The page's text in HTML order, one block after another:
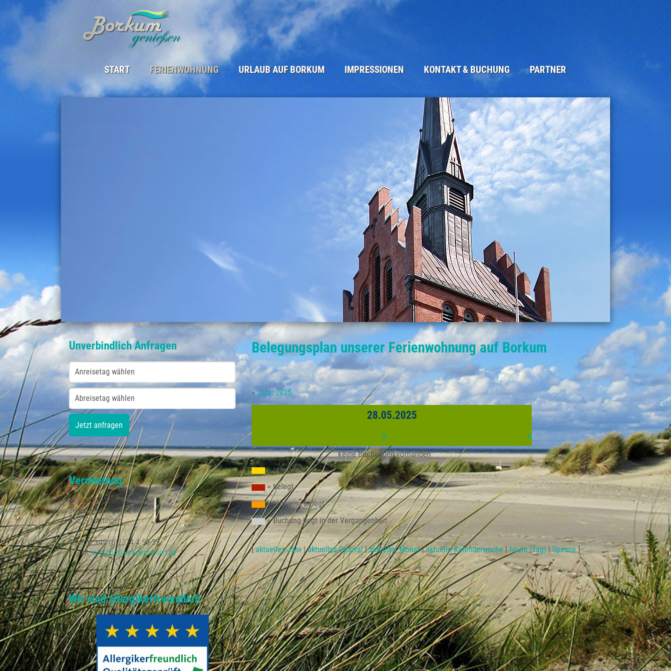
START FERIENWOHNUNG
DIE FERIENWOHNUNG
URLAUB AUF BORKUM IMPRESSIONEN
BORKUM IM WINTER
ALTE INSELANSICHTEN
KONTAKT & BUCHUNG
BUCHUNG
KLEINGEDRUCKTES
IMPRESSUM
DATENSCHUTZERKLÄRUNG
PARTNER
Belegungsplan unserer Ferienwohnung auf Borkum
»Jahr: 2025
28.05.2025
«
»
keine Buchungen vorhanden
= reserviert
= belegt
= teilweise belegt
= Buchung liegt in der Vergangenheit
[aktuelles Jahr|aktuelles Quartal|aktueller Monat|aktuelle Kalenderwoche| heute (Tag) |Spanne]
Unverbindlich Anfragen
Vermietung
Heike und Ulrich Bäumer
Jugendherbergstr. 29
45529 Hattingen
Telefon: +49 (0)2324 4 50 35
E-Mail:info@borkum-geniessen.de
Wir sind allergikerfreundlich